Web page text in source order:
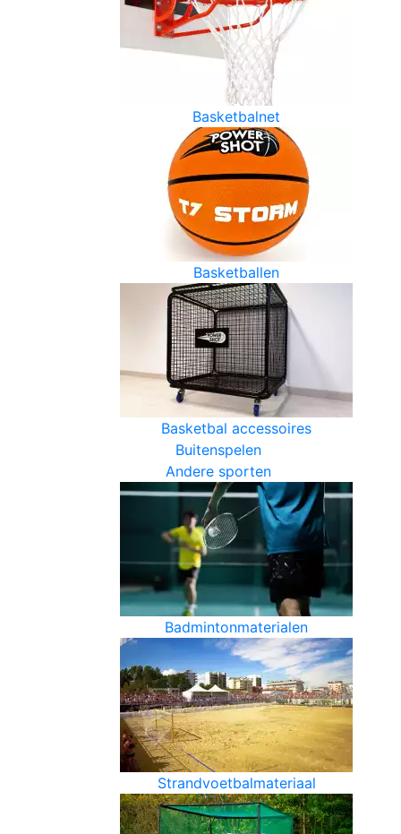
Basketbalnet
Basketballen
Basketbal accessoires
Buitenspelen
Andere sporten
Badmintonmaterialen
Strandvoetbalmateriaal